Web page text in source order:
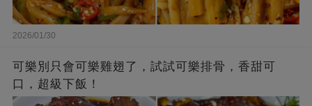
2026/01/30
可樂別只會可樂雞翅了，試試可樂排骨，香甜可
口，超級下飯！